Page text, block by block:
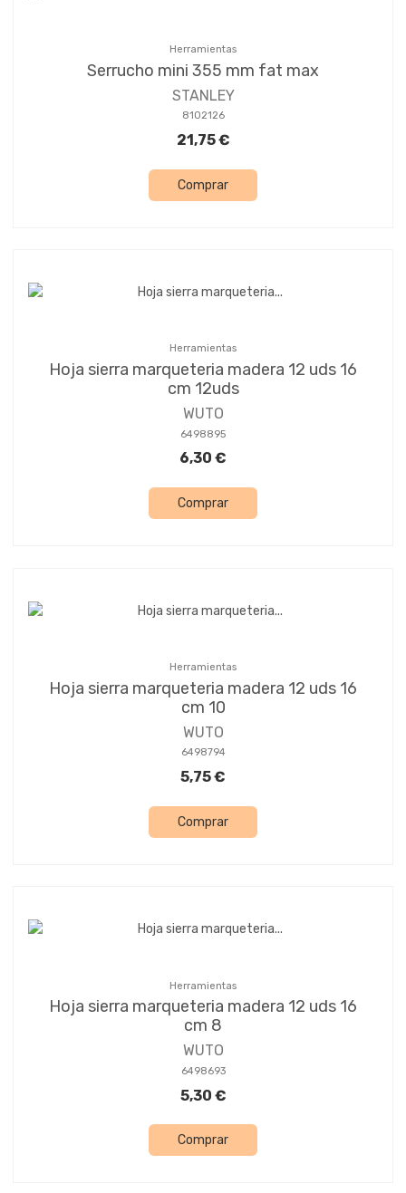
Herramientas
Serrucho mini 355 mm fat max
STANLEY
8102126
21,75 €
Comprar
Herramientas
Hoja sierra marqueteria madera 12 uds 16
cm 12uds
WUTO
6498895
6,30 €
Comprar
Herramientas
Hoja sierra marqueteria madera 12 uds 16
cm 10
WUTO
6498794
5,75 €
Comprar
Herramientas
Hoja sierra marqueteria madera 12 uds 16
cm 8
WUTO
6498693
5,30 €
Comprar